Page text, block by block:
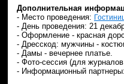
Дополнительная
- Место проведения:
- День проведения: 21
- Оформление - красная
- Дресскод: мужчины -
- Дамы - вечернее платье.
- Фото-сессия (для журналов
- Информационный